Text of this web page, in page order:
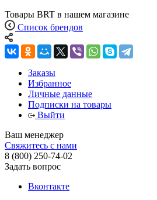
Товары BRT в нашем магазине
Список брендов
Заказы
Избранное
Личные данные
Подписки на товары
Выйти
Ваш менеджер
Свяжитесь с нами
8 (800) 250-74-02
Задать вопрос
Вконтакте